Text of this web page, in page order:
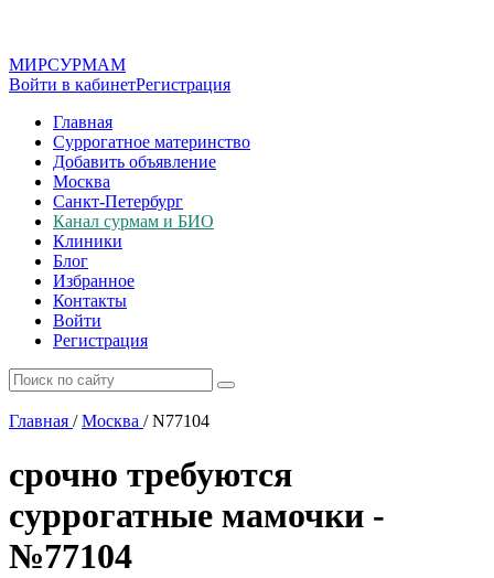
МИРСУРМАМ
Войти в кабинетРегистрация
Главная
Суррогатное материнство
Добавить объявление
Москва
Санкт-Петербург
Канал сурмам и БИО
Клиники
Блог
Избранное
Контакты
Войти
Регистрация
Главная / Москва /N77104
срочно требуются
суррогатные мамочки -
№77104